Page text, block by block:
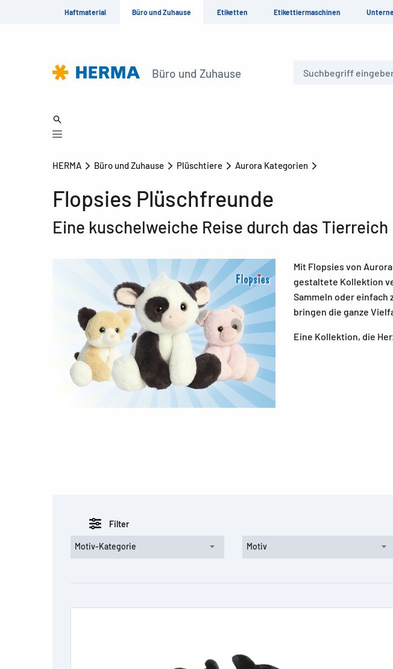
Haftmaterial Büro und Zuhause Etiketten Etikettiermaschinen
Büro und Zuhause
HERMA Büro und Zuhause Plüschtiere Aurora Kategorien
Flopsies Plüschfreunde
Eine kuschelweiche Reise durch das Tierreich
Mit Flopsies von
gestaltete Kollektion
Sammeln oder einfach
bringen die ganze
Eine Kollektion, die
Filter
Motiv-Kategorie Motiv